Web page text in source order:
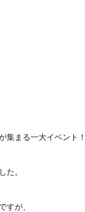
集まる一大イベント！
た。
すが、